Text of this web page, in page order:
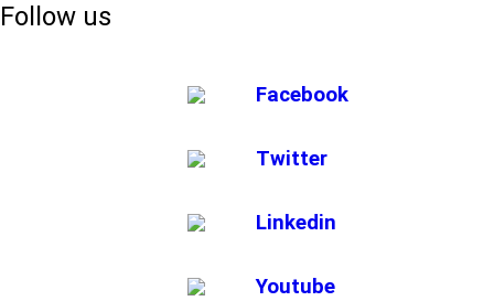
Follow us
Facebook
Twitter
Linkedin
Youtube